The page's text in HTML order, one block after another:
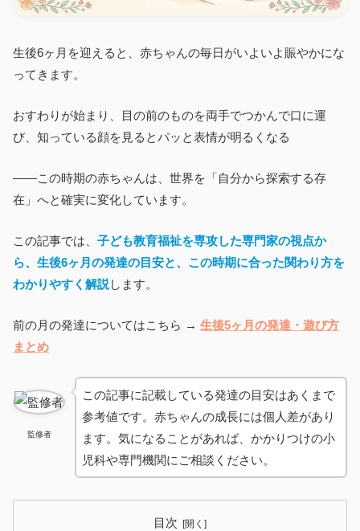
生後6ヶ月を迎えると、赤ちゃんの毎日がいよいよ賑やかにな
ってきます。
おすわりが始まり、目の前のものを両手でつかんで口に運
び、知っている顔を見るとパッと表情が明るくなる
——この時期の赤ちゃんは、世界を「自分から探索する存
在」へと確実に変化しています。
この記事では、 子ども教育福祉を専攻した専門家の視点か
ら、生後6ヶ月の発達の目安と、この時期に合った関わり方を
わかりやすく解説します。
前の月の発達についてはこちら → 生後5ヶ月の発達・遊び方
まとめ
監修者
この記事に記載している発達の目安はあくまで
参考値です。赤ちゃんの成長には個人差があり
ます。気になることがあれば、かかりつけの小
児科や専門機関にご相談ください。
目次